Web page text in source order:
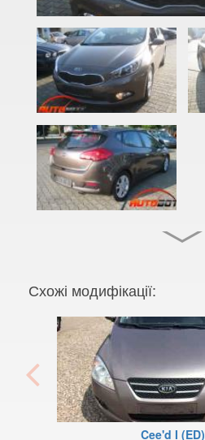
Cadenza (JG, VG)
Carens I (FC)
Carens II (FJ)
Carens IV (RP)
Carnival I (UP, GQ)
Cee'd I (ED)
PRO Cee'd I (ED)
Cee'd II (JD)
PRO Cee'd II (JD)
Cee’d III (CD)
Схожі модифікації:
Cee'd I (ED)